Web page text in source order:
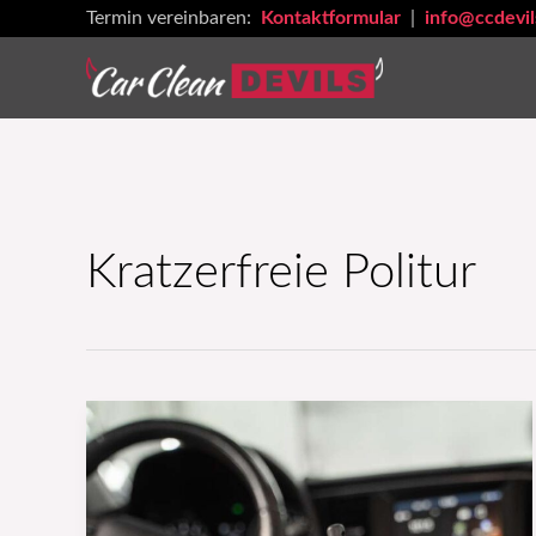
Termin vereinbaren: Kontaktformular
Kratzerfreie Politur
Warum
ist
die
Pflege